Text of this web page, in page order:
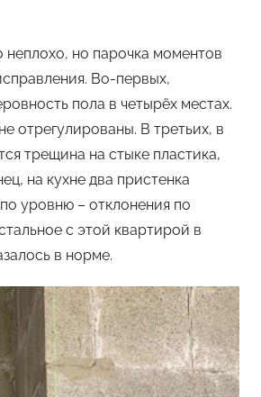
но парочка моментов
Во-первых,
пола в четырёх местах.
отрегулированы. В третьих, в
трещина на стыке пластика,
на кухне два пристенка
уровню – отклонения по
с этой квартирой в
в норме.